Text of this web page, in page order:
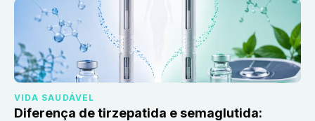
VIDA SAUDÁVEL
Diferença de tirzepatida e semaglutida: